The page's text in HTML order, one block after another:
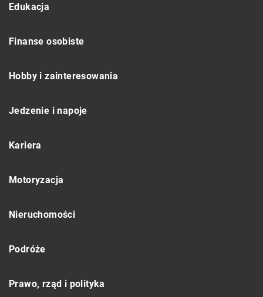
Edukacja
Finanse osobiste
Hobby i zainteresowania
Jedzenie i napoje
Kariera
Motoryzacja
Nieruchomości
Podróże
Prawo, rząd i polityka